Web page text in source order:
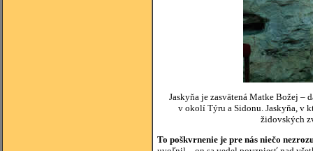
Jaskyňa je zasvätená Matke Božej –
v okolí Týru a Sidonu. Jaskyňa, v
židovských
To poškvrnenie je pre nás niečo